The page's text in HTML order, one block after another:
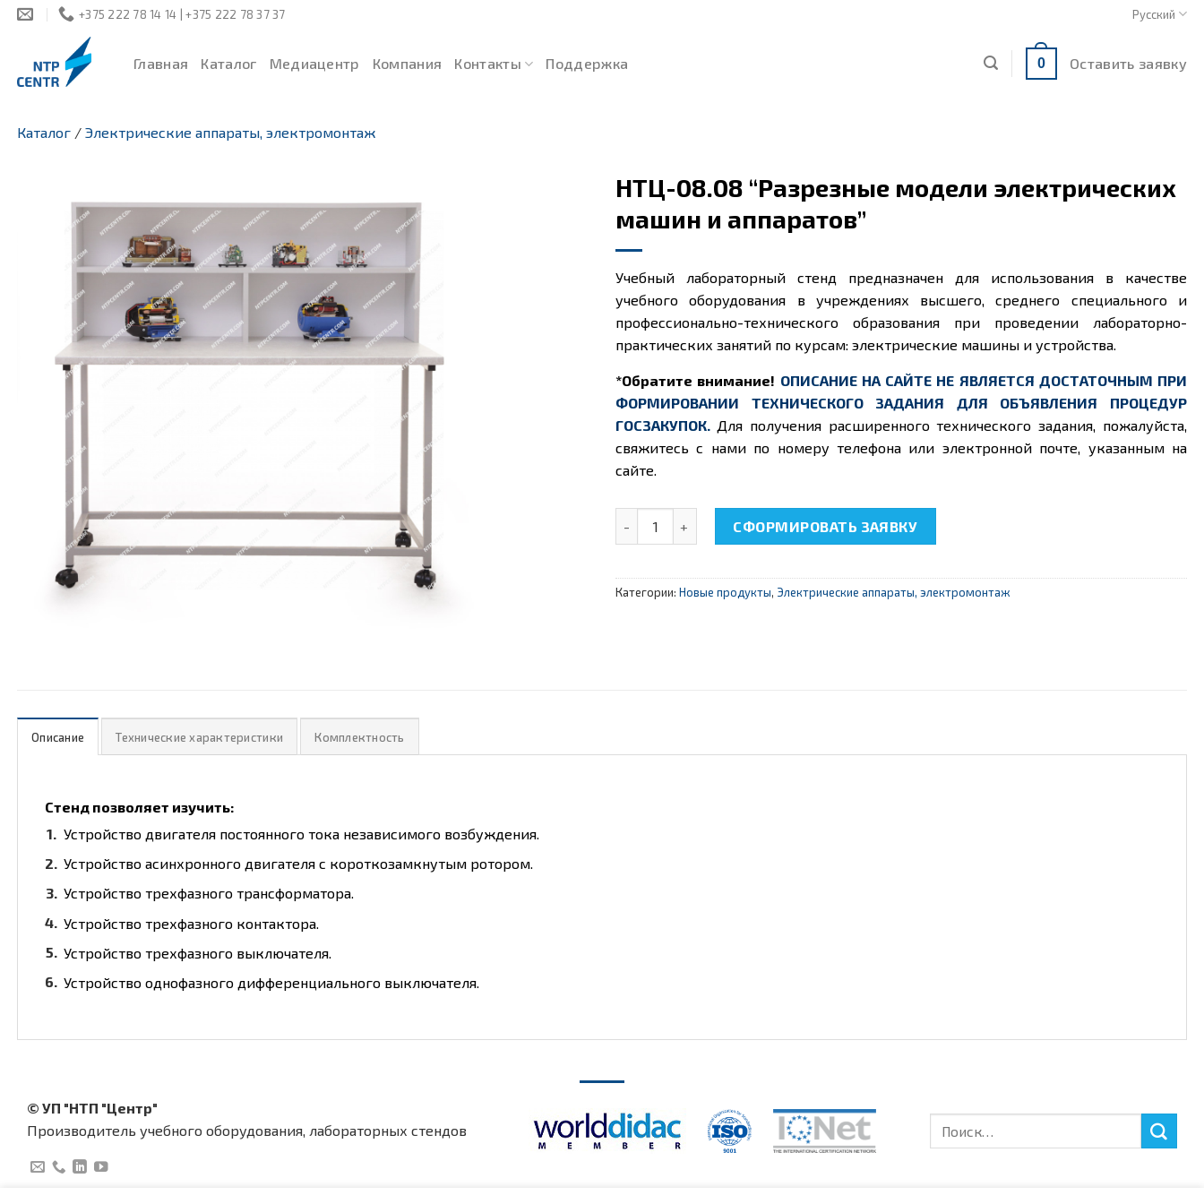
Skip
+375 222 78 14 14 | +375 222 78 37 37 Русский
Главная Каталог Медиацентр Компания Контакты Поддержка 0 Оставить заявку
Каталог / Электрические аппараты, электромонтаж
НТЦ-08.08 “Разрезные модели электрических
машин и аппаратов”
Учебный лабораторный стенд предназначен для использования в качестве
учебного оборудования в учреждениях высшего, среднего специального и
профессионально-технического образования при проведении лабораторно-
практических занятий по курсам: электрические машины и устройства.
*Обратите внимание! ОПИСАНИЕ НА САЙТЕ НЕ ЯВЛЯЕТСЯ ДОСТАТОЧНЫМ ПРИ
ФОРМИРОВАНИИ ТЕХНИЧЕСКОГО ЗАДАНИЯ ДЛЯ ОБЪЯВЛЕНИЯ ПРОЦЕДУР
ГОСЗАКУПОК. Для получения расширенного технического задания, пожалуйста,
свяжитесь с нами по номеру телефона или электронной почте, указанным на
сайте.
СФОРМИРОВАТЬ ЗАЯВКУ
Категории: Новые продукты, Электрические аппараты, электромонтаж
Описание Технические характеристики Комплектность
Стенд позволяет изучить:
Устройство двигателя постоянного тока независимого возбуждения.
Устройство асинхронного двигателя с короткозамкнутым ротором.
Устройство трехфазного трансформатора.
Устройство трехфазного контактора.
Устройство трехфазного выключателя.
Устройство однофазного дифференциального выключателя.
© УП "НТП "Центр"
Производитель учебного оборудования, лабораторных стендов